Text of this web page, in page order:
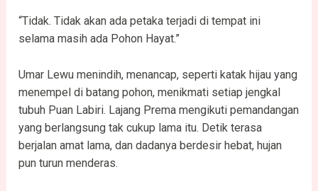
“Tidak. Tidak akan ada petaka terjadi di tempat ini
selama masih ada Pohon Hayat.”
Umar Lewu menindih, menancap, seperti katak hijau yang
menempel di batang pohon, menikmati setiap jengkal
tubuh Puan Labiri. Lajang Prema mengikuti pemandangan
yang berlangsung tak cukup lama itu. Detik terasa
berjalan amat lama, dan dadanya berdesir hebat, hujan
pun turun menderas.